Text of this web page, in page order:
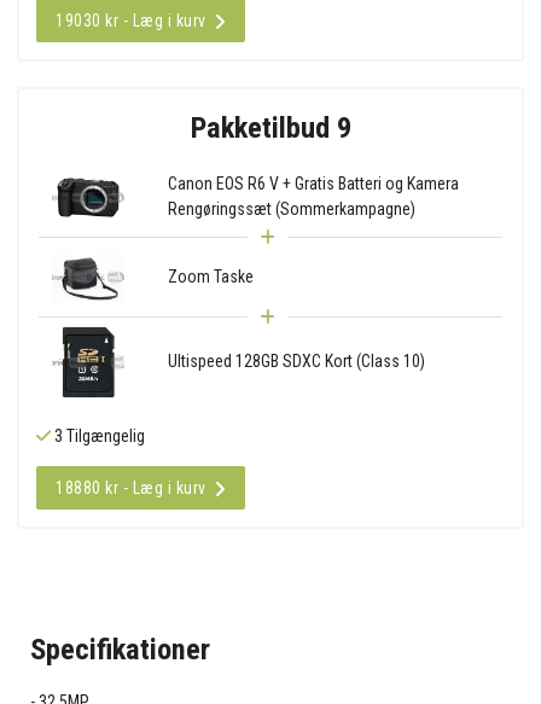
19030 kr - Læg i kurv
Pakketilbud 9
Canon EOS R6 V + Gratis Batteri og Kamera
Rengøringssæt (Sommerkampagne)
Zoom Taske
Ultispeed 128GB SDXC Kort (Class 10)
3 Tilgængelig
18880 kr - Læg i kurv
Specifikationer